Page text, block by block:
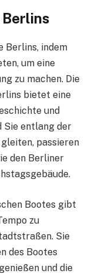
Berlins, indem
um eine
zu machen. Die
bietet eine
und
Sie entlang der
passieren
den Berliner
Bootes gibt
zu
Sie
des Bootes
und die